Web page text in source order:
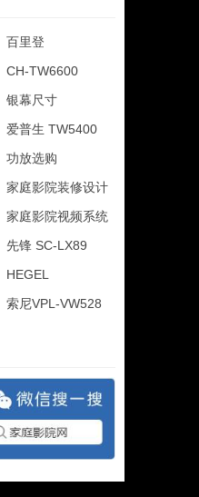
百里登
CH-TW6600
银幕尺寸
爱普生 TW5400
功放选购
家庭影院装修设计
家庭影院视频系统
先锋 SC-LX89
HEGEL
索尼VPL-VW528